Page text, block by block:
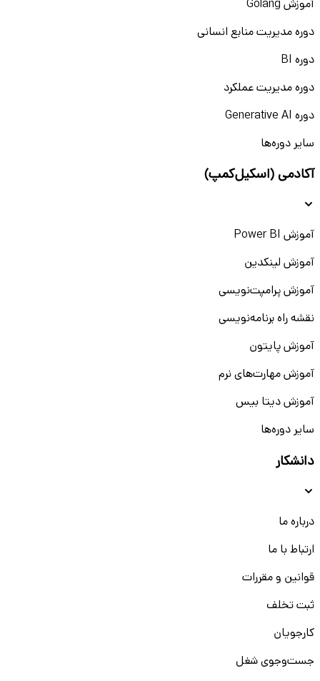
آموزش Golang
دوره مدیریت منابع انسانی
دوره BI
دوره مدیریت عملکرد
دوره Generative AI
سایر دوره‌ها
آکادمی (اسکیل‌کمپ)
آموزش Power BI
آموزش لینکدین
آموزش پرامپت‌نویسی
نقشه راه برنامه‌نویسی
آموزش پایتون
آموزش مهارت‌های نرم
آموزش دیتا بیس
سایر دوره‌ها
دانشکار
درباره ما
ارتباط با ما
قوانین و مقررات
ثبت تخلف
کارجویان
جست‌و‌جوی شغل